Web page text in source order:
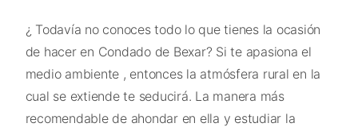
¿ Todavía no conoces todo lo que tienes la ocasión
de hacer en Condado de Bexar? Si te apasiona el
medio ambiente , entonces la atmósfera rural en la
cual se extiende te seducirá. La manera más
recomendable de ahondar en ella y estudiar la